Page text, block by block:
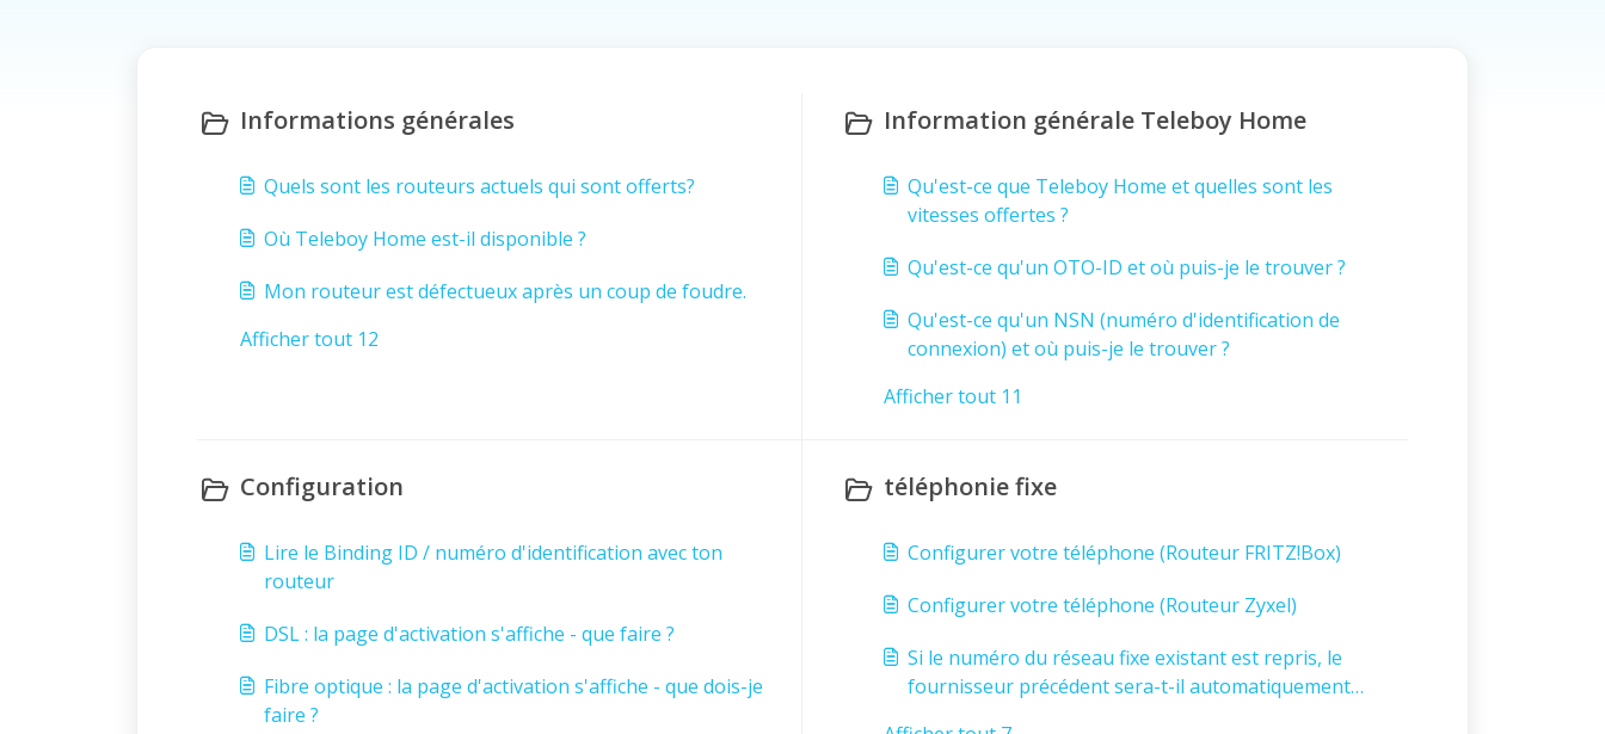
Informations générales
Quels sont les routeurs actuels qui sont offerts?
Où Teleboy Home est-il disponible ?
Mon routeur est défectueux après un coup de foudre.
Afficher tout 12
Information générale Teleboy Home
Qu'est-ce que Teleboy Home et quelles sont les
vitesses offertes ?
Qu'est-ce qu'un OTO-ID et où puis-je le trouver ?
Qu'est-ce qu'un NSN (numéro d'identification de
connexion) et où puis-je le trouver ?
Afficher tout 11
Configuration
Lire le Binding ID / numéro d'identification avec ton
routeur
DSL : la page d'activation s'affiche - que faire ?
Fibre optique : la page d'activation s'affiche - que dois-je
faire ?
téléphonie fixe
Configurer votre téléphone (Routeur FRITZ!Box)
Configurer votre téléphone (Routeur Zyxel)
Si le numéro du réseau fixe existant est repris, le
fournisseur précédent sera-t-il automatiquement